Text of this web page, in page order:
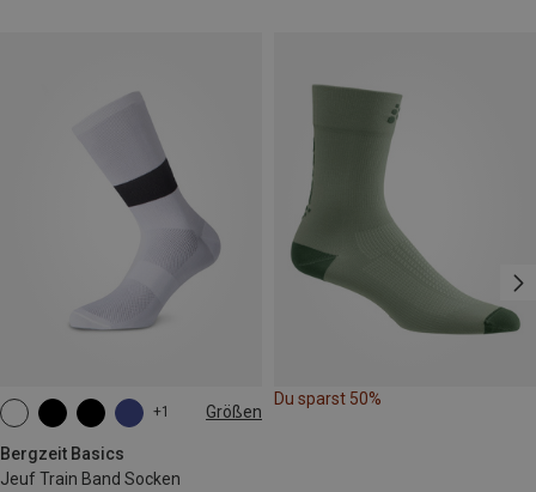
+1 Größen
Bergzeit Basics
Jeuf Train Band Socken
39|40|41|42
Du sparst 50%